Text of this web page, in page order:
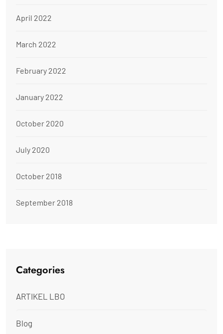
April 2022
March 2022
February 2022
January 2022
October 2020
July 2020
October 2018
September 2018
Categories
ARTIKEL LBO
Blog